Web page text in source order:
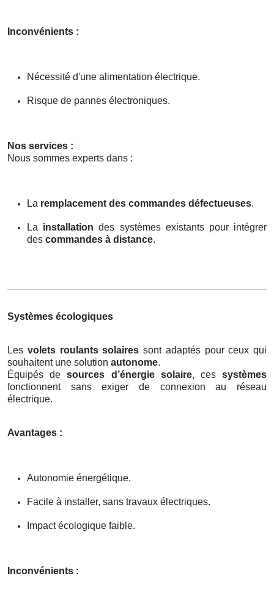
Inconvénients :
Nécessité d'une alimentation électrique.
Risque de pannes électroniques.
Nos services :
Nous sommes experts dans :
La remplacement des commandes défectueuses.
La installation des systèmes existants pour intégrer
des commandes à distance.
Systèmes écologiques
Les volets roulants solaires sont adaptés pour ceux qui
souhaitent une solution autonome.
Équipés desources d’énergie solaire, cessystèmes
fonctionnent sans exiger de connexion au réseau
électrique.
Avantages :
Autonomie énergétique.
Facile à installer, sans travaux électriques.
Impact écologique faible.
Inconvénients :